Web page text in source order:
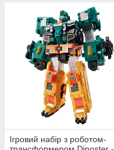
Ігровий набір з роботом-